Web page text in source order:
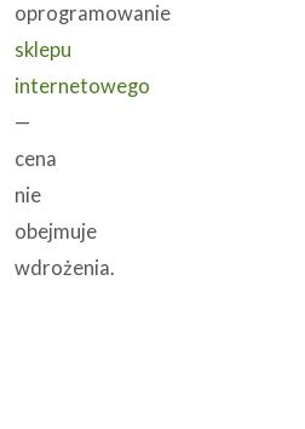
oprogramowanie
sklepu
internetowego
—
cena
nie
obejmuje
wdrożenia.